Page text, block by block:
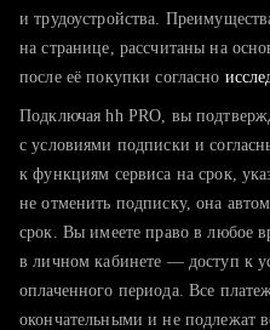
тратите много времени
хотите сравнить себя с
и трудоустройства.
на странице, рассчитаны на
после её покупки согласно
Подключая hh PRO, вы
с условиями подписки и
к функциям сервиса на срок,
не отменить подписку, она
срок. Вы имеете право в любое
в личном кабинете — доступ к
оплаченного периода. Все
окончательными и не подлежат